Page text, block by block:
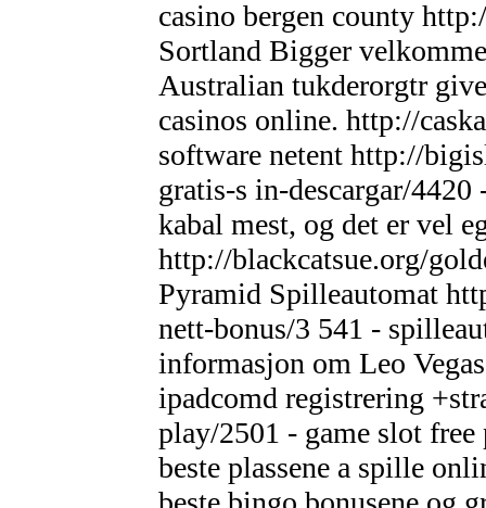
casino bergen county
Sortland Bigger
Australian tukderorgtr
casinos online. http://
software netent http://
gratis-s in-descargar/
kabal mest, og det er vel
http://blackcatsue.org/
Pyramid Spilleautomat
nett-bonus/3 541 -
informasjon om Leo
ipadcomd registrering
play/2501 - game slot
beste plassene a spille